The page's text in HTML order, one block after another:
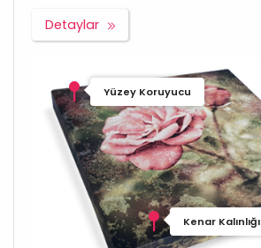
Detaylar
Yüzey Koruyucu
Kenar Kalınlığı